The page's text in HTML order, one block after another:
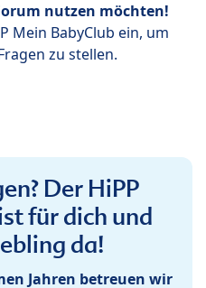
nutzen möchten!
Mein BabyClub ein, um
zu stellen.
Der HiPP
für dich und
da!
Jahren betreuen wir